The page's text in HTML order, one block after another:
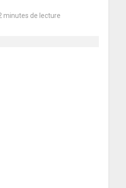
minutes de lecture